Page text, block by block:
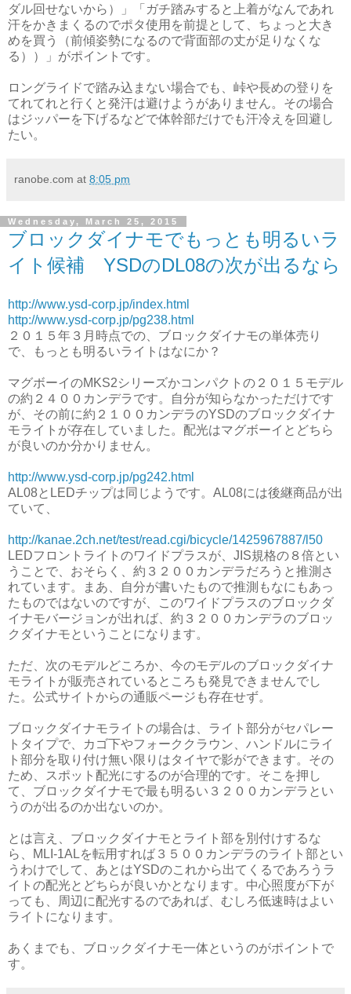
ダル回せないから）」「ガチ踏みすると上着がなんであれ
汗をかきまくるのでポタ使用を前提として、ちょっと大き
めを買う（前傾姿勢になるので背面部の丈が足りなくな
る））」がポイントです。
ロングライドで踏み込まない場合でも、峠や長めの登りを
てれてれと行くと発汗は避けようがありません。その場合
はジッパーを下げるなどで体幹部だけでも汗冷えを回避し
たい。
ranobe.com at 8:05 pm
Wednesday, March 25, 2015
ブロックダイナモでもっとも明るいラ
イト候補 YSDのDL08の次が出るなら
http://www.ysd-corp.jp/index.html
http://www.ysd-corp.jp/pg238.html
２０１５年３月時点での、ブロックダイナモの単体売り
で、もっとも明るいライトはなにか？
マグボーイのMKS2シリーズかコンパクトの２０１５モデル
の約２４００カンデラです。自分が知らなかっただけです
が、その前に約２１００カンデラのYSDのブロックダイナ
モライトが存在していました。配光はマグボーイとどちら
が良いのか分かりません。
http://www.ysd-corp.jp/pg242.html
AL08とLEDチップは同じようです。AL08には後継商品が出
ていて、
http://kanae.2ch.net/test/read.cgi/bicycle/1425967887/l50
LEDフロントライトのワイドプラスが、JIS規格の８倍とい
うことで、おそらく、約３２００カンデラだろうと推測さ
れています。まあ、自分が書いたもので推測もなにもあっ
たものではないのですが、このワイドプラスのブロックダ
イナモバージョンが出れば、約３２００カンデラのブロッ
クダイナモということになります。
ただ、次のモデルどころか、今のモデルのブロックダイナ
モライトが販売されているところも発見できませんでし
た。公式サイトからの通販ページも存在せず。
ブロックダイナモライトの場合は、ライト部分がセパレー
トタイプで、カゴ下やフォーククラウン、ハンドルにライ
ト部分を取り付け無い限りはタイヤで影ができます。その
ため、スポット配光にするのが合理的です。そこを押し
て、ブロックダイナモで最も明るい３２００カンデラとい
うのが出るのか出ないのか。
とは言え、ブロックダイナモとライト部を別付けするな
ら、MLI-1ALを転用すれば３５００カンデラのライト部とい
うわけでして、あとはYSDのこれから出てくるであろうラ
イトの配光とどちらが良いかとなります。中心照度が下が
っても、周辺に配光するのであれば、むしろ低速時はよい
ライトになります。
あくまでも、ブロックダイナモ一体というのがポイントで
す。